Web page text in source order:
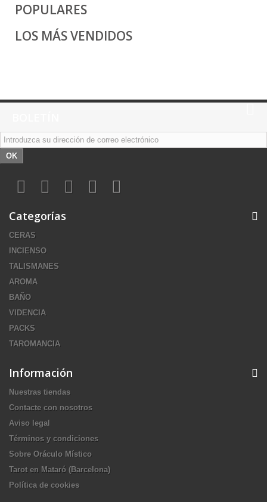
POPULARES
LOS MÁS VENDIDOS
OK
Categorías
CERAS
INCIENSO
TALISMANES
AROMA
BAÑO
VIDENCIA
PACKS
TAROMANCIA
Información
Nuestras tiendas
Contacte con nosotros
Aviso legal
Términos y condiciones
Sobre Oráculo Místico
Tarot en Mataró (Barcelona)
Política de cookies